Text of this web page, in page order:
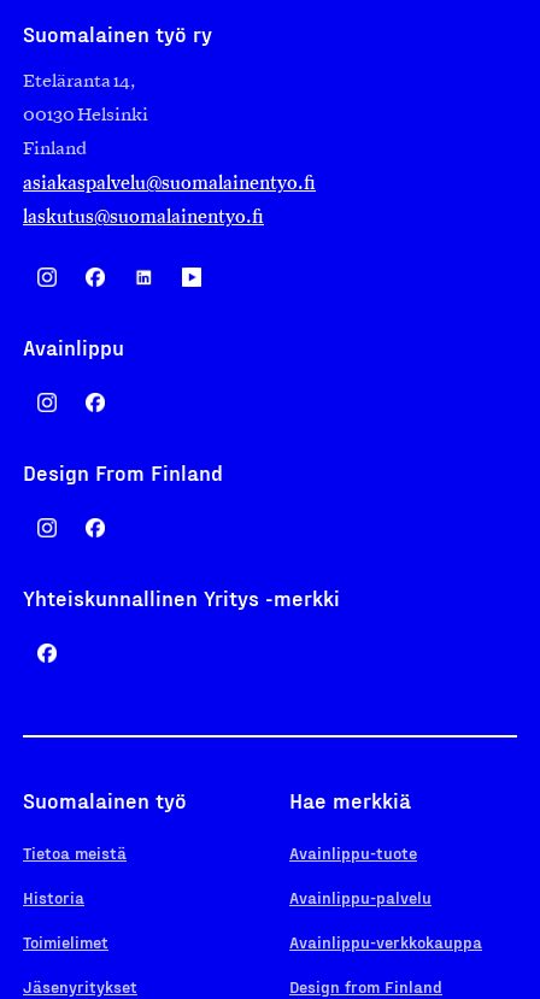
Suomalainen työ ry
Eteläranta 14,
00130 Helsinki
Finland
asiakaspalvelu@suomalainentyo.fi
laskutus@suomalainentyo.fi
Avainlippu
Design From Finland
Yhteiskunnallinen Yritys -merkki
Suomalainen työ
Tietoa meistä
Historia
Toimielimet
Jäsenyritykset
Hae merkkiä
Avainlippu-tuote
Avainlippu-palvelu
Avainlippu-verkkokauppa
Design from Finland